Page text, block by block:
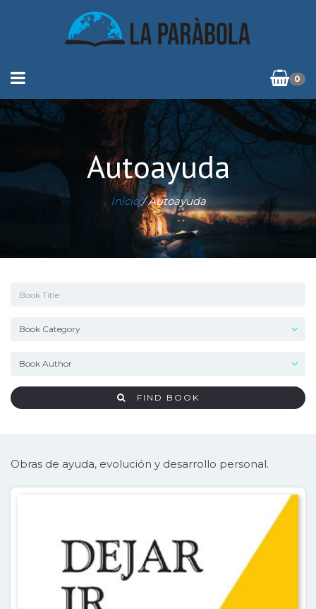
0
Autoayuda
Inicio/ Autoayuda
FIND BOOK
Obras de ayuda, evolución y desarrollo personal.